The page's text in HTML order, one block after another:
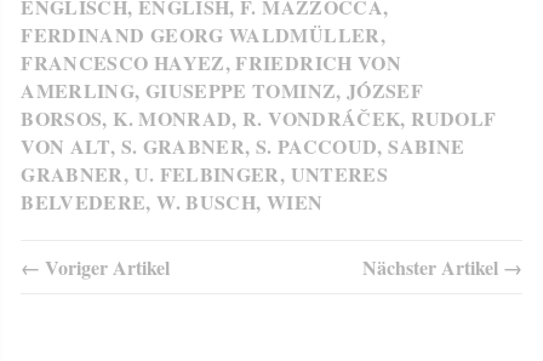
ENGLISCH, ENGLISH,F. MAZZOCCA,
FERDINAND GEORG WALDMÜLLER,
FRANCESCO HAYEZ,FRIEDRICH VON
AMERLING, GIUSEPPE TOMINZ, JÓZSEF
BORSOS, K. MONRAD, R. VONDRÁČEK, RUDOLF
VON ALT, S. GRABNER, S. PACCOUD,SABINE
GRABNER, U. FELBINGER, UNTERES
BELVEDERE,W. BUSCH, WIEN
← Voriger Artikel Nächster Artikel →